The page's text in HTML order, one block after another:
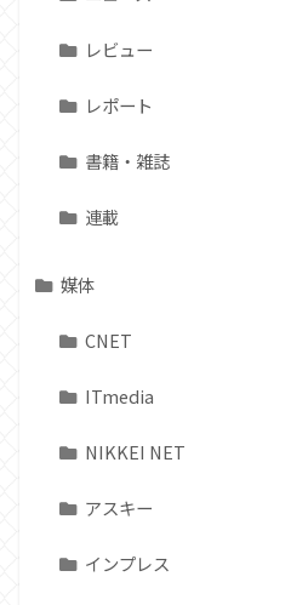
レビュー
レポート
書籍・雑誌
連載
媒体
CNET
ITmedia
NIKKEI NET
アスキー
インプレス